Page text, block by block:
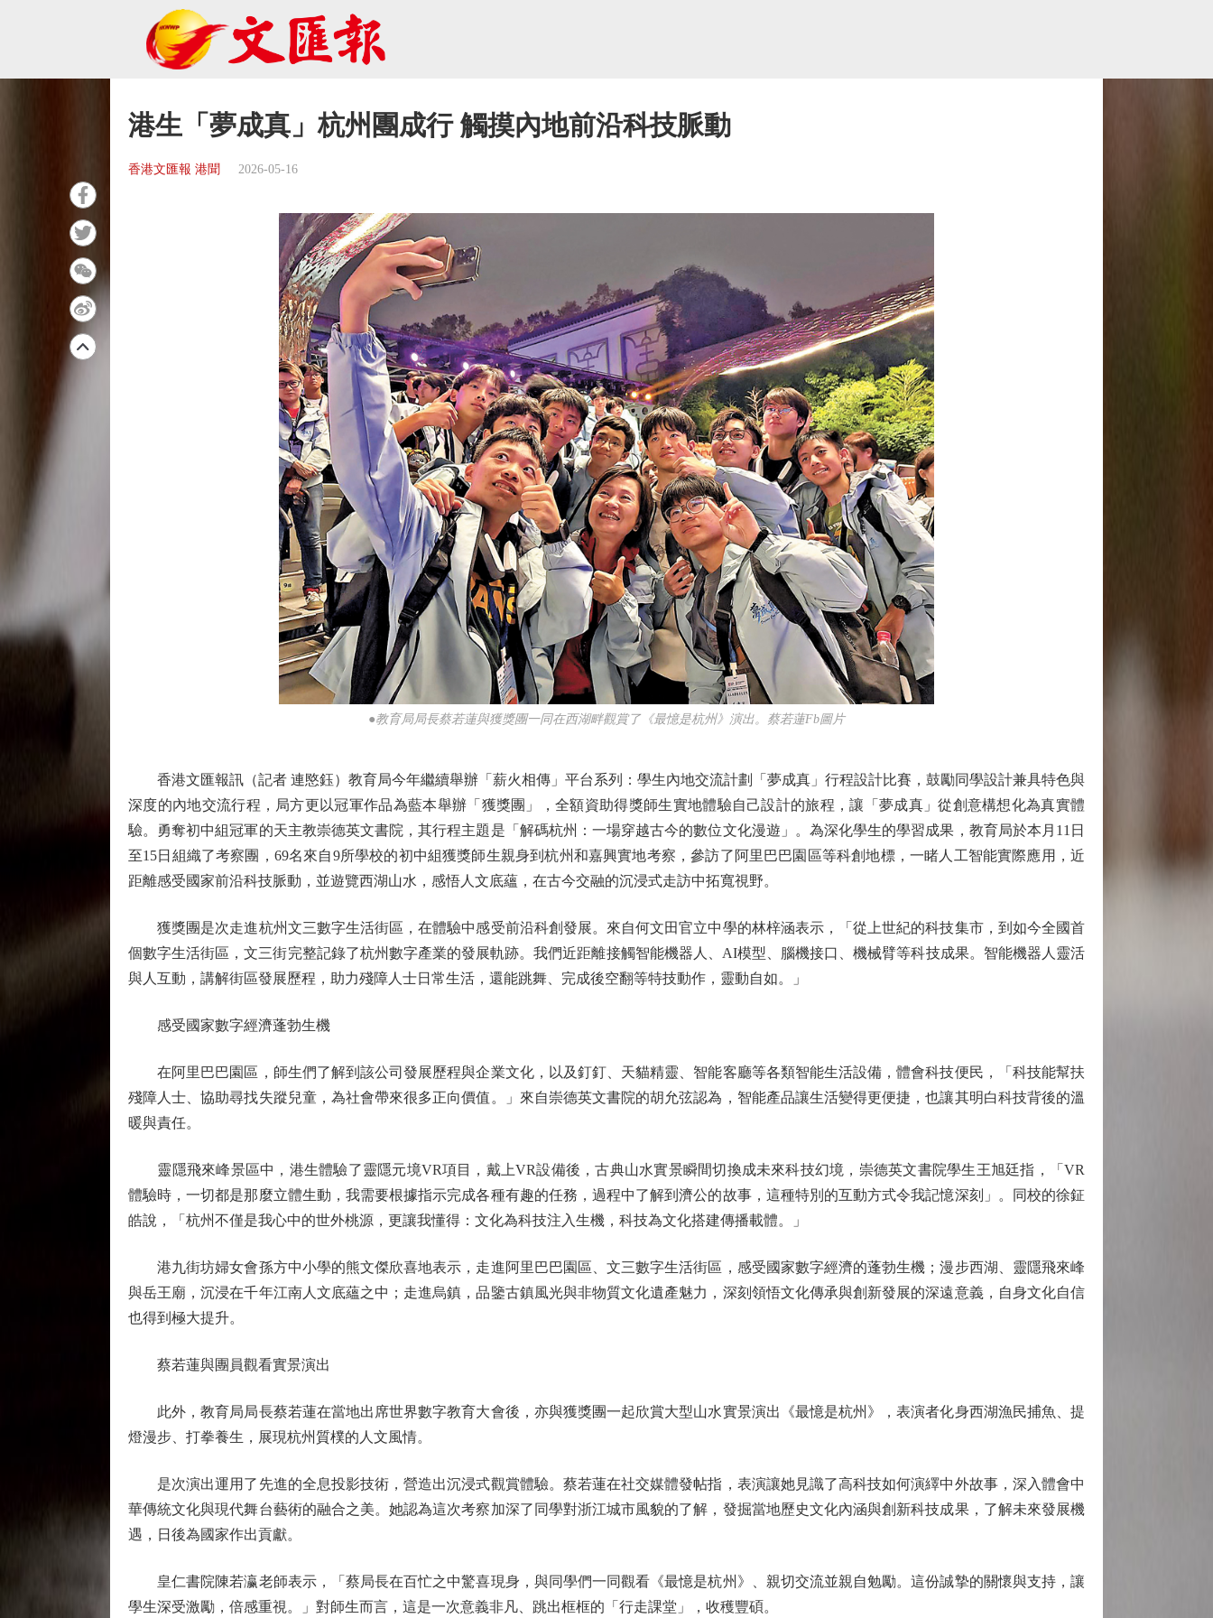
港生「夢成真」杭州團成行 觸摸內地前沿科技脈動
香港文匯報 港聞 2026-05-16
●教育局局長蔡若蓮與獲獎團一同在西湖畔觀賞了《最憶是杭州》演出。蔡若蓮Fb圖片
香港文匯報訊（記者 連愍鈺）教育局今年繼續舉辦「薪火相傳」平台系列：學生內地交流計劃「夢成真」行程設計比賽，鼓勵同學設計兼具特色與
深度的內地交流行程，局方更以冠軍作品為藍本舉辦「獲獎團」，全額資助得獎師生實地體驗自己設計的旅程，讓「夢成真」從創意構想化為真實體
驗。勇奪初中組冠軍的天主教崇德英文書院，其行程主題是「解碼杭州：一場穿越古今的數位文化漫遊」。為深化學生的學習成果，教育局於本月11日
至15日組織了考察團，69名來自9所學校的初中組獲獎師生親身到杭州和嘉興實地考察，參訪了阿里巴巴園區等科創地標，一睹人工智能實際應用，近
距離感受國家前沿科技脈動，並遊覽西湖山水，感悟人文底蘊，在古今交融的沉浸式走訪中拓寬視野。
獲獎團是次走進杭州文三數字生活街區，在體驗中感受前沿科創發展。來自何文田官立中學的林梓涵表示，「從上世紀的科技集市，到如今全國首
個數字生活街區，文三街完整記錄了杭州數字產業的發展軌跡。我們近距離接觸智能機器人、AI模型、腦機接口、機械臂等科技成果。智能機器人靈活
與人互動，講解街區發展歷程，助力殘障人士日常生活，還能跳舞、完成後空翻等特技動作，靈動自如。」
感受國家數字經濟蓬勃生機
在阿里巴巴園區，師生們了解到該公司發展歷程與企業文化，以及釘釘、天貓精靈、智能客廳等各類智能生活設備，體會科技便民，「科技能幫扶
殘障人士、協助尋找失蹤兒童，為社會帶來很多正向價值。」來自崇德英文書院的胡允弦認為，智能產品讓生活變得更便捷，也讓其明白科技背後的溫
暖與責任。
靈隱飛來峰景區中，港生體驗了靈隱元境VR項目，戴上VR設備後，古典山水實景瞬間切換成未來科技幻境，崇德英文書院學生王旭廷指，「VR
體驗時，一切都是那麼立體生動，我需要根據指示完成各種有趣的任務，過程中了解到濟公的故事，這種特別的互動方式令我記憶深刻」。同校的徐鉦
皓說，「杭州不僅是我心中的世外桃源，更讓我懂得：文化為科技注入生機，科技為文化搭建傳播載體。」
港九街坊婦女會孫方中小學的熊文傑欣喜地表示，走進阿里巴巴園區、文三數字生活街區，感受國家數字經濟的蓬勃生機；漫步西湖、靈隱飛來峰
與岳王廟，沉浸在千年江南人文底蘊之中；走進烏鎮，品鑒古鎮風光與非物質文化遺產魅力，深刻領悟文化傳承與創新發展的深遠意義，自身文化自信
也得到極大提升。
蔡若蓮與團員觀看實景演出
此外，教育局局長蔡若蓮在當地出席世界數字教育大會後，亦與獲獎團一起欣賞大型山水實景演出《最憶是杭州》，表演者化身西湖漁民捕魚、提
燈漫步、打拳養生，展現杭州質樸的人文風情。
是次演出運用了先進的全息投影技術，營造出沉浸式觀賞體驗。蔡若蓮在社交媒體發帖指，表演讓她見識了高科技如何演繹中外故事，深入體會中
華傳統文化與現代舞台藝術的融合之美。她認為這次考察加深了同學對浙江城市風貌的了解，發掘當地歷史文化內涵與創新科技成果，了解未來發展機
遇，日後為國家作出貢獻。
皇仁書院陳若瀛老師表示，「蔡局長在百忙之中驚喜現身，與同學們一同觀看《最憶是杭州》、親切交流並親自勉勵。這份誠摯的關懷與支持，讓
學生深受激勵，倍感重視。」對師生而言，這是一次意義非凡、跳出框框的「行走課堂」，收穫豐碩。